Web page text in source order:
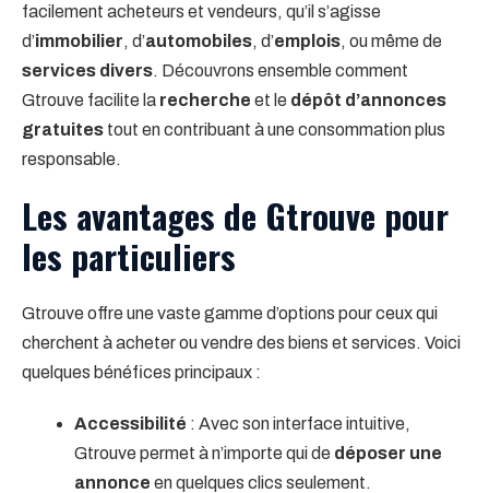
facilement acheteurs et vendeurs, qu’il s’agisse
d’immobilier, d’automobiles, d’emplois, ou même de
services divers. Découvrons ensemble comment
Gtrouve facilite la recherche et le dépôt d’annonces
gratuites tout en contribuant à une consommation plus
responsable.
Les avantages de Gtrouve pour
les particuliers
Gtrouve offre une vaste gamme d’options pour ceux qui
cherchent à acheter ou vendre des biens et services. Voici
quelques bénéfices principaux :
Accessibilité : Avec son interface intuitive,
Gtrouve permet à n’importe qui de déposer une
annonce en quelques clics seulement.